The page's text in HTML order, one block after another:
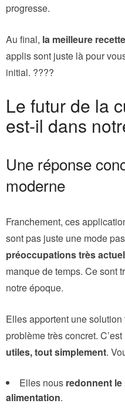
progresse.
Au final, la meilleure
applis sont juste là pour
initial. ????
Le futur de la
est-il dans
Une réponse
moderne
Franchement, ces
sont pas juste une mode
préoccupations très
manque de temps. Ce sont
notre époque.
Elles apportent une
problème très concret.
utiles, tout simplement.
Elles nous redonnent
alimentation.